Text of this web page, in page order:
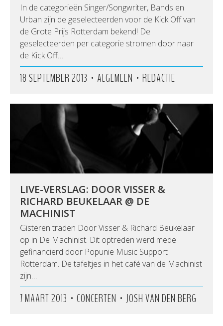
In de categorieën Singer/Songwriter, Bands en
Urban zijn de geselecteerden voor de Kick Off van
de Grote Prijs Rotterdam bekend! De
geselecteerden per categorie stromen door naar
de Kick Off…
18 SEPTEMBER 2013 • ALGEMEEN • REDACTIE
LIVE-VERSLAG: DOOR VISSER &
RICHARD BEUKELAAR @ DE
MACHINIST
Gisteren traden Door Visser & Richard Beukelaar
op in De Machinist. Dit optreden werd mede
gefinancierd door Popunie Music Support
Rotterdam. De tafeltjes in het café van de Machinist
zijn…
7 MAART 2013 • CONCERTEN • JOSH VAN DEN BERG